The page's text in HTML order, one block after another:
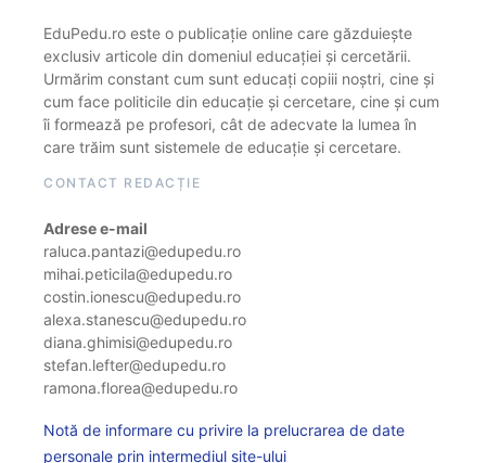
EduPedu.ro este o publicație online care găzduiește
exclusiv articole din domeniul educației și cercetării.
Urmărim constant cum sunt educați copiii noștri, cine și
cum face politicile din educație și cercetare, cine și cum
îi formează pe profesori, cât de adecvate la lumea în
care trăim sunt sistemele de educație și cercetare.
CONTACT REDACȚIE
Adrese e-mail
raluca.pantazi@edupedu.ro
mihai.peticila@edupedu.ro
costin.ionescu@edupedu.ro
alexa.stanescu@edupedu.ro
diana.ghimisi@edupedu.ro
stefan.lefter@edupedu.ro
ramona.florea@edupedu.ro
Notă de informare cu privire la prelucrarea de date
personale prin intermediul site-ului